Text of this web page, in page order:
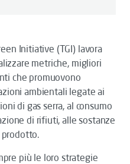
Initiative (TGI) lavora
metriche, migliori
che promuovono
ambientali legate ai
di gas serra, al consumo
di rifiuti, alle sostanze
prodotto.
più le loro strategie